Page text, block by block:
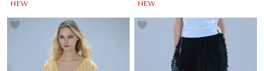
NEW NEW